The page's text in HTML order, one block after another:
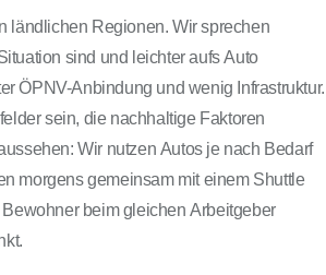
ländlichen Regionen. Wir sprechen
sind und leichter aufs Auto
ÖPNV-Anbindung und wenig Infrastruktur.
sein, die nachhaltige Faktoren
Wir nutzen Autos je nach Bedarf
morgens gemeinsam mit einem Shuttle
beim gleichen Arbeitgeber